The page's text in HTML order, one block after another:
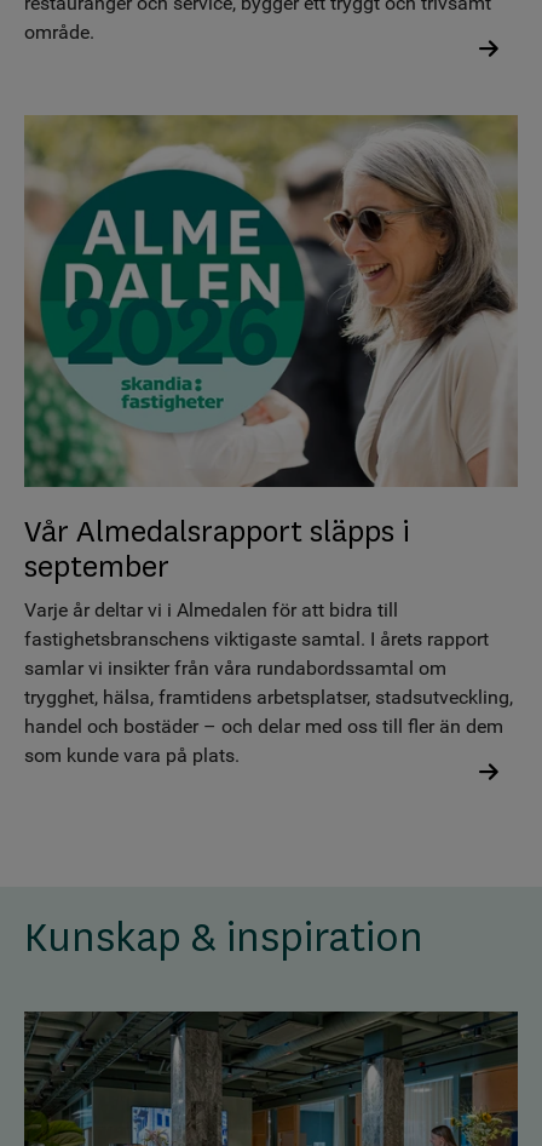
område.
Vår Almedalsrapport släpps i
september
Varje år deltar vi i Almedalen för att bidra till
fastighetsbranschens viktigaste samtal. I årets rapport
samlar vi insikter från våra rundabordssamtal om
trygghet, hälsa, framtidens arbetsplatser, stadsutveckling,
handel och bostäder – och delar med oss till fler än dem
som kunde vara på plats.
Kunskap & inspiration